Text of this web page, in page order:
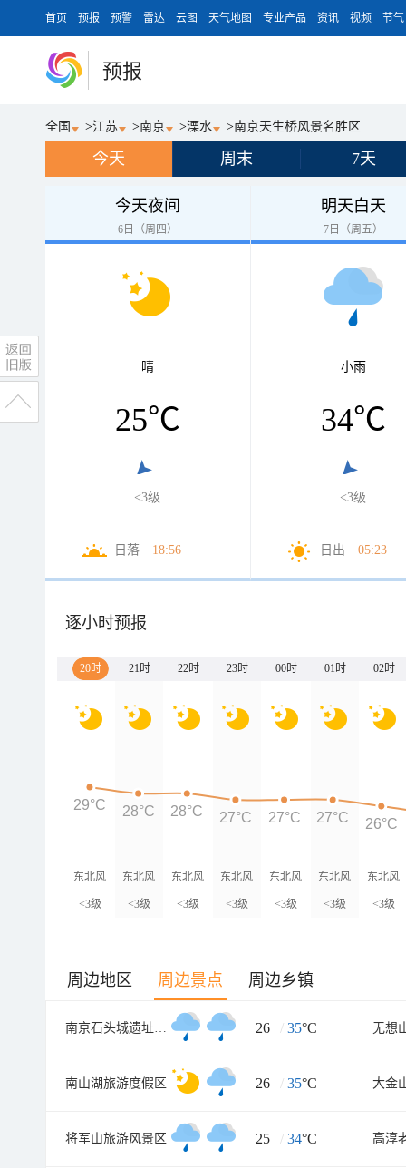
首页 预报 预警 雷达 云图 天气地图 专业产品 资讯 视频 节气
预报
全国 >江苏 >南京 >溧水 >南京天生桥风景名胜区
今天 周末 7天
今天夜间
6日（周四）
晴
25℃
<3级
日落 18:56
明天白天
7日（周五）
小雨
34℃
<3级
日出 05:23
逐小时预报
20时 21时 22时 23时 00时 01时 02时
东北风
<3级
东北风
<3级
东北风
<3级
东北风
<3级
东北风
<3级
东北风
<3级
东北风
<3级
29°C 28°C 28°C 27°C 27°C 27°C 26°C
周边地区 周边景点 周边乡镇
南京石头城遗址公园 26 / 35°C
南山湖旅游度假区 26 / 35°C 大金
将军山旅游风景区 25 / 34°C 高淳